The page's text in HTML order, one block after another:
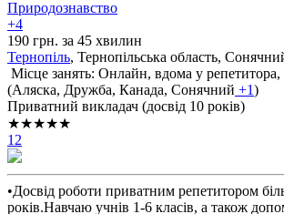
Природознавство
+4
190 грн. за 45 хвилин
Тернопіль, Тернопільська область,
Місце занять: Онлайн, вдома у репетитора,
(Аляска, Дружба, Канада, Сонячний +1)
Приватний викладач (досвід 10 років)
★★★★★
12
•Досвід роботи приватним репетитором
років.Навчаю учнів 1-6 класів, а також